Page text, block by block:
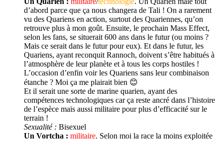
d’abord parce que ça nous changera de Tali ! On a rarement
vu des Quariens en action, surtout des Quariennes, qu’on
retrouve plus à mon goût. Ensuite, le prochain Mass Effect,
selon les fans, se situerait 600 ans dans le futur (ou moins ?
Mais ce serait dans le futur pour eux). Et dans le futur, les
Quariens, ayant reconquit Rannoch, doivent s’être habitués à
l’atmosphère de leur planète et à tous les corps hostiles !
L’occasion d’enfin voir les Quariens sans leur combinaison
étanche ? Moi ça me plairait bien 😊
Et il serait une sorte de marine quarien, ayant des
compétences technologiques car ça reste ancré dans l’histoire
de l’espèce mais aussi militaire pour plus d’efficacité sur le
terrain !
Sexualité : Bisexuel
Un Vortcha : militaire. Selon moi la race la moins exploitée